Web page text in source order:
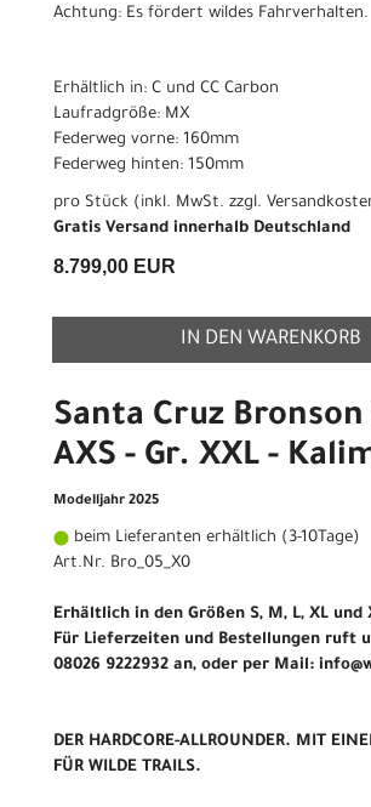
Achtung: Es fördert wildes Fahrverhalten.
Erhältlich in: C und CC Carbon
Laufradgröße: MX
Federweg vorne: 160mm
Federweg hinten: 150mm
pro Stück (inkl. MwSt. zzgl.
Gratis Versand innerhalb Deutschland
8.799,00 EUR
IN DEN WARENKORB
Santa Cruz Bronson
AXS - Gr. XXL -
Modelljahr 2025
beim Lieferanten erhältlich (3-10Tage)
Art.Nr. Bro_05_X0
Erhältlich in den Größen S, M, L, XL und
Für Lieferzeiten und Bestellungen ruft
08026 9222932 an, oder per Mail:
DER HARDCORE-ALLROUNDER. MIT
FÜR WILDE TRAILS.